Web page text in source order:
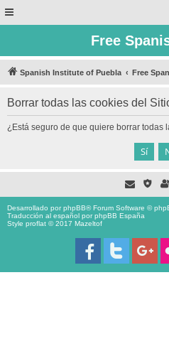
Free
Spanish Institute of Puebla Free
Borrar todas las cookies del
¿Está seguro de que quiere borrar todas
Desarrollado porphpBB® Forum Software ©
Traducción al español porphpBB España
Style proflat © 2017 Mazeltof